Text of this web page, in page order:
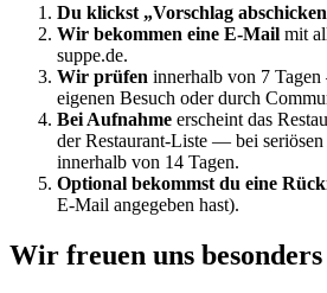
Du klickst „Vorschlag
Wir bekommen eine E-Mail mit
suppe.de.
Wir prüfen innerhalb von 7
eigenen Besuch oder durch
Bei Aufnahme erscheint das
der Restaurant-Liste — bei seriösen
innerhalb von 14 Tagen.
Optional bekommst du eine
E-Mail angegeben hast).
Wir freuen uns